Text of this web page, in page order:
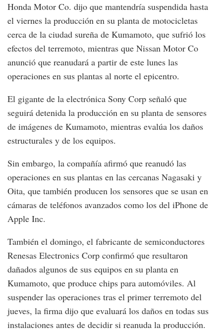
Honda Motor Co. dijo que mantendría suspendida hasta
el viernes la producción en su planta de motocicletas
cerca de la ciudad sureña de Kumamoto, que sufrió los
efectos del terremoto, mientras que Nissan Motor Co
anunció que reanudará a partir de este lunes las
operaciones en sus plantas al norte el epicentro.
El gigante de la electrónica Sony Corp señaló que
seguirá detenida la producción en su planta de sensores
de imágenes de Kumamoto, mientras evalúa los daños
estructurales y de los equipos.
Sin embargo, la compañía afirmó que reanudó las
operaciones en sus plantas en las cercanas Nagasaki y
Oita, que también producen los sensores que se usan en
cámaras de teléfonos avanzados como los del iPhone de
Apple Inc.
También el domingo, el fabricante de semiconductores
Renesas Electronics Corp confirmó que resultaron
dañados algunos de sus equipos en su planta en
Kumamoto, que produce chips para automóviles. Al
suspender las operaciones tras el primer terremoto del
jueves, la firma dijo que evaluará los daños en todas sus
instalaciones antes de decidir si reanuda la producción.